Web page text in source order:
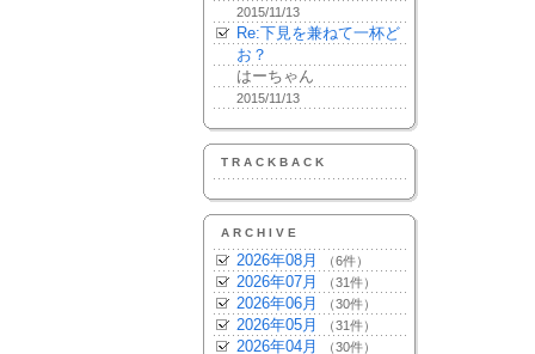
2015/11/13
Re:下見を兼ねて一杯ど
お？
はーちゃん
2015/11/13
TRACKBACK
ARCHIVE
2026年08月 （6件）
2026年07月 （31件）
2026年06月 （30件）
2026年05月 （31件）
2026年04月 （30件）